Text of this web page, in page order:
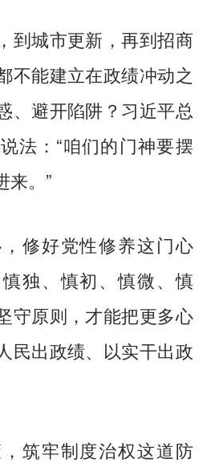
城市更新，再到招商
不能建立在政绩冲动之
、避开陷阱？习近平总
法：“咱们的门神要摆
来。”
好党性修养这门心
独、慎初、慎微、慎
守原则，才能把更多心
民出政绩、以实干出政
牢制度治权这道防